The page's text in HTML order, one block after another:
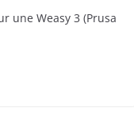
une Weasy 3 (Prusa